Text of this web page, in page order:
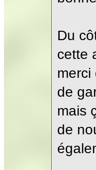
Du
cette
merci
de
mais
de